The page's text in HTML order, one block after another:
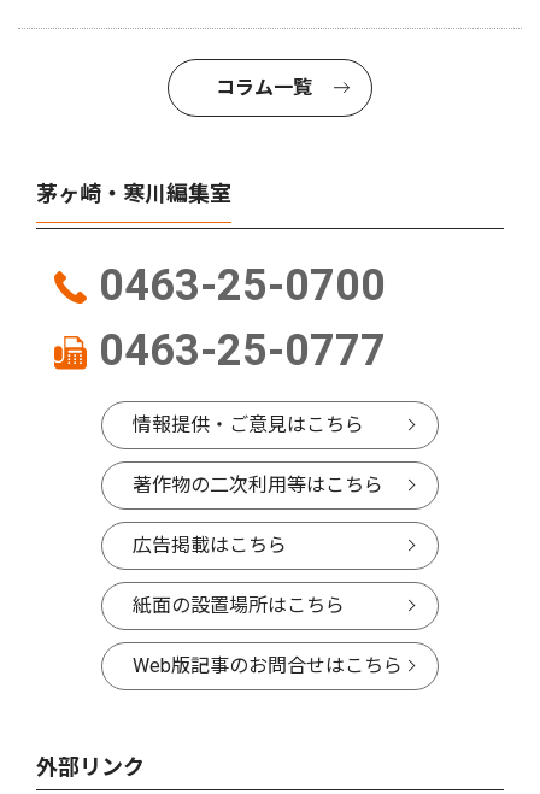
コラム一覧
茅ヶ崎・寒川編集室
0463-25-0700
0463-25-0777
情報提供・ご意見はこちら
著作物の二次利用等はこちら
広告掲載はこちら
紙面の設置場所はこちら
Web版記事のお問合せはこちら
外部リンク